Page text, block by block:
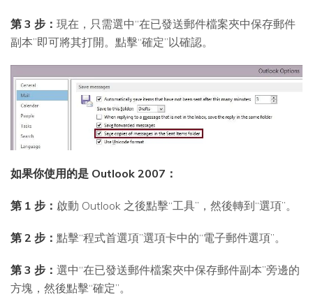
第 3 步： 現在，只需選中“在已發送郵件檔案夾中保存郵件
副本”即可將其打開。點擊“確定”以確認。
如果你使用的是 Outlook 2007：
第 1 步： 啟動 Outlook 之後點擊“工具”，然後轉到“選項”。
第 2 步： 點擊“程式首選項”選項卡中的“電子郵件選項”。
第 3 步： 選中“在已發送郵件檔案夾中保存郵件副本”旁邊的
方塊，然後點擊“確定”。